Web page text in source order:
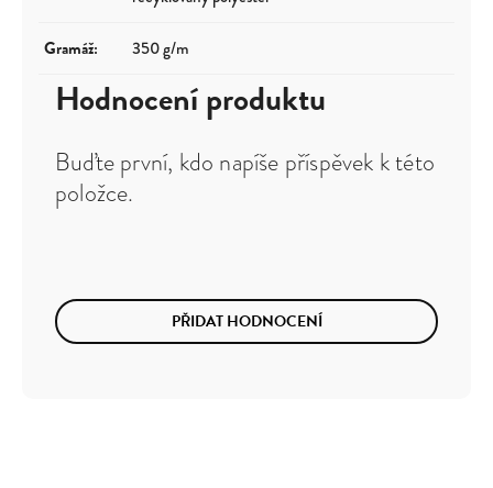
Gramáž: 350 g/m
Hodnocení produktu
Buďte první, kdo napíše příspěvek k této
položce.
PŘIDAT HODNOCENÍ